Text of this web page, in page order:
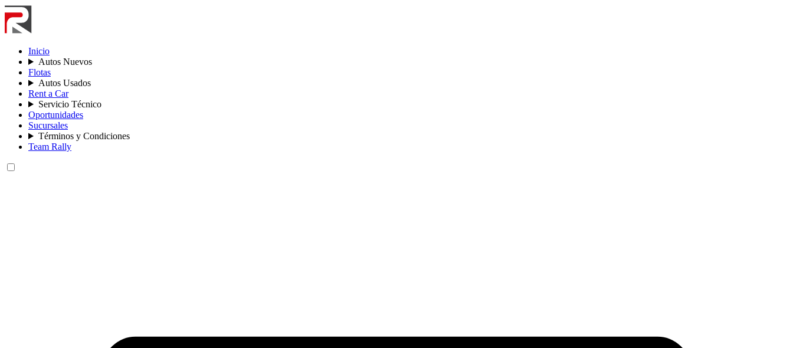
Inicio
Autos Nuevos
Flotas
Autos Usados
Rent a Car
Servicio Técnico
Oportunidades
Sucursales
Términos y Condiciones
Team Rally